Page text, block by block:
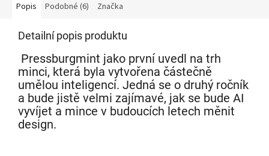
Popis Podobné (6) Značka
Detailní popis produktu
Pressburgmint jako první uvedl na trh
minci, která byla vytvořena částečně
umělou inteligencí. Jedná se o druhý ročník
a bude jistě velmi zajímavé, jak se bude AI
vyvíjet a mince v budoucích letech měnit
design.